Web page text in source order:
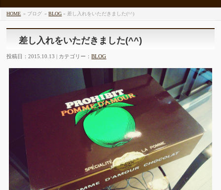
HOME » ブログ »BLOG » 差し入れをいただきました(^^)
差し入れをいただきました(^^)
投稿日：2015.10.13 | カテゴリー：BLOG